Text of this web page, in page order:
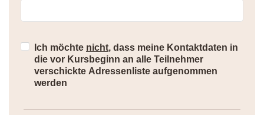
Ich möchte nicht, dass meine Kontaktdaten in
die vor Kursbeginn an alle Teilnehmer
verschickte Adressenliste aufgenommen
werden